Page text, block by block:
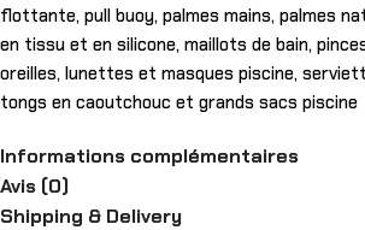
flottante, pull buoy, palmes mains, palmes
en tissu et en silicone, maillots de bain,
oreilles, lunettes et masques piscine,
tongs en caoutchouc et grands sacs piscine
Informations complémentaires
Avis (0)
Shipping & Delivery